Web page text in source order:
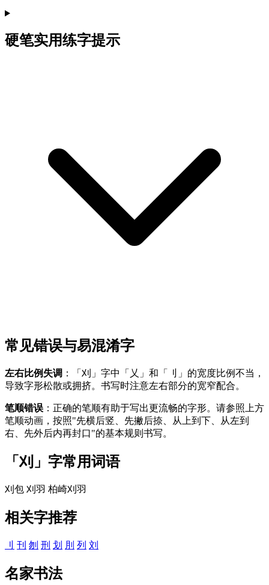
硬笔实用练字提示
常见错误与易混淆字
左右比例失调 ：「刈」字中「乂」和「刂」的宽度比例不当，
导致字形松散或拥挤。书写时注意左右部分的宽窄配合。
笔顺错误 ：正确的笔顺有助于写出更流畅的字形。请参照上方
笔顺动画，按照"先横后竖、先撇后捺、从上到下、从左到
右、先外后内再封口"的基本规则书写。
「刈」字常用词语
刈包 刈羽 柏崎刈羽
相关字推荐
刂 刊 刎 刑 划 刖 列 刘
名家书法